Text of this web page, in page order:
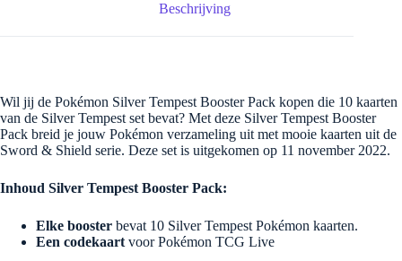
Beschrijving
Wil jij de Pokémon Silver Tempest Booster Pack kopen die 10 kaarten
van de Silver Tempest set bevat? Met deze Silver Tempest Booster
Pack breid je jouw Pokémon verzameling uit met mooie kaarten uit de
Sword & Shield serie. Deze set is uitgekomen op 11 november 2022.
Inhoud Silver Tempest Booster Pack:
Elke booster bevat 10 Silver Tempest Pokémon kaarten.
Een codekaart voor Pokémon TCG Live